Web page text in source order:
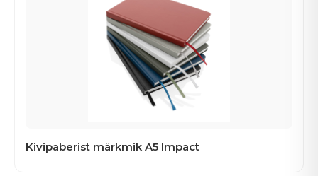
Kivipaberist märkmik A5 Impact